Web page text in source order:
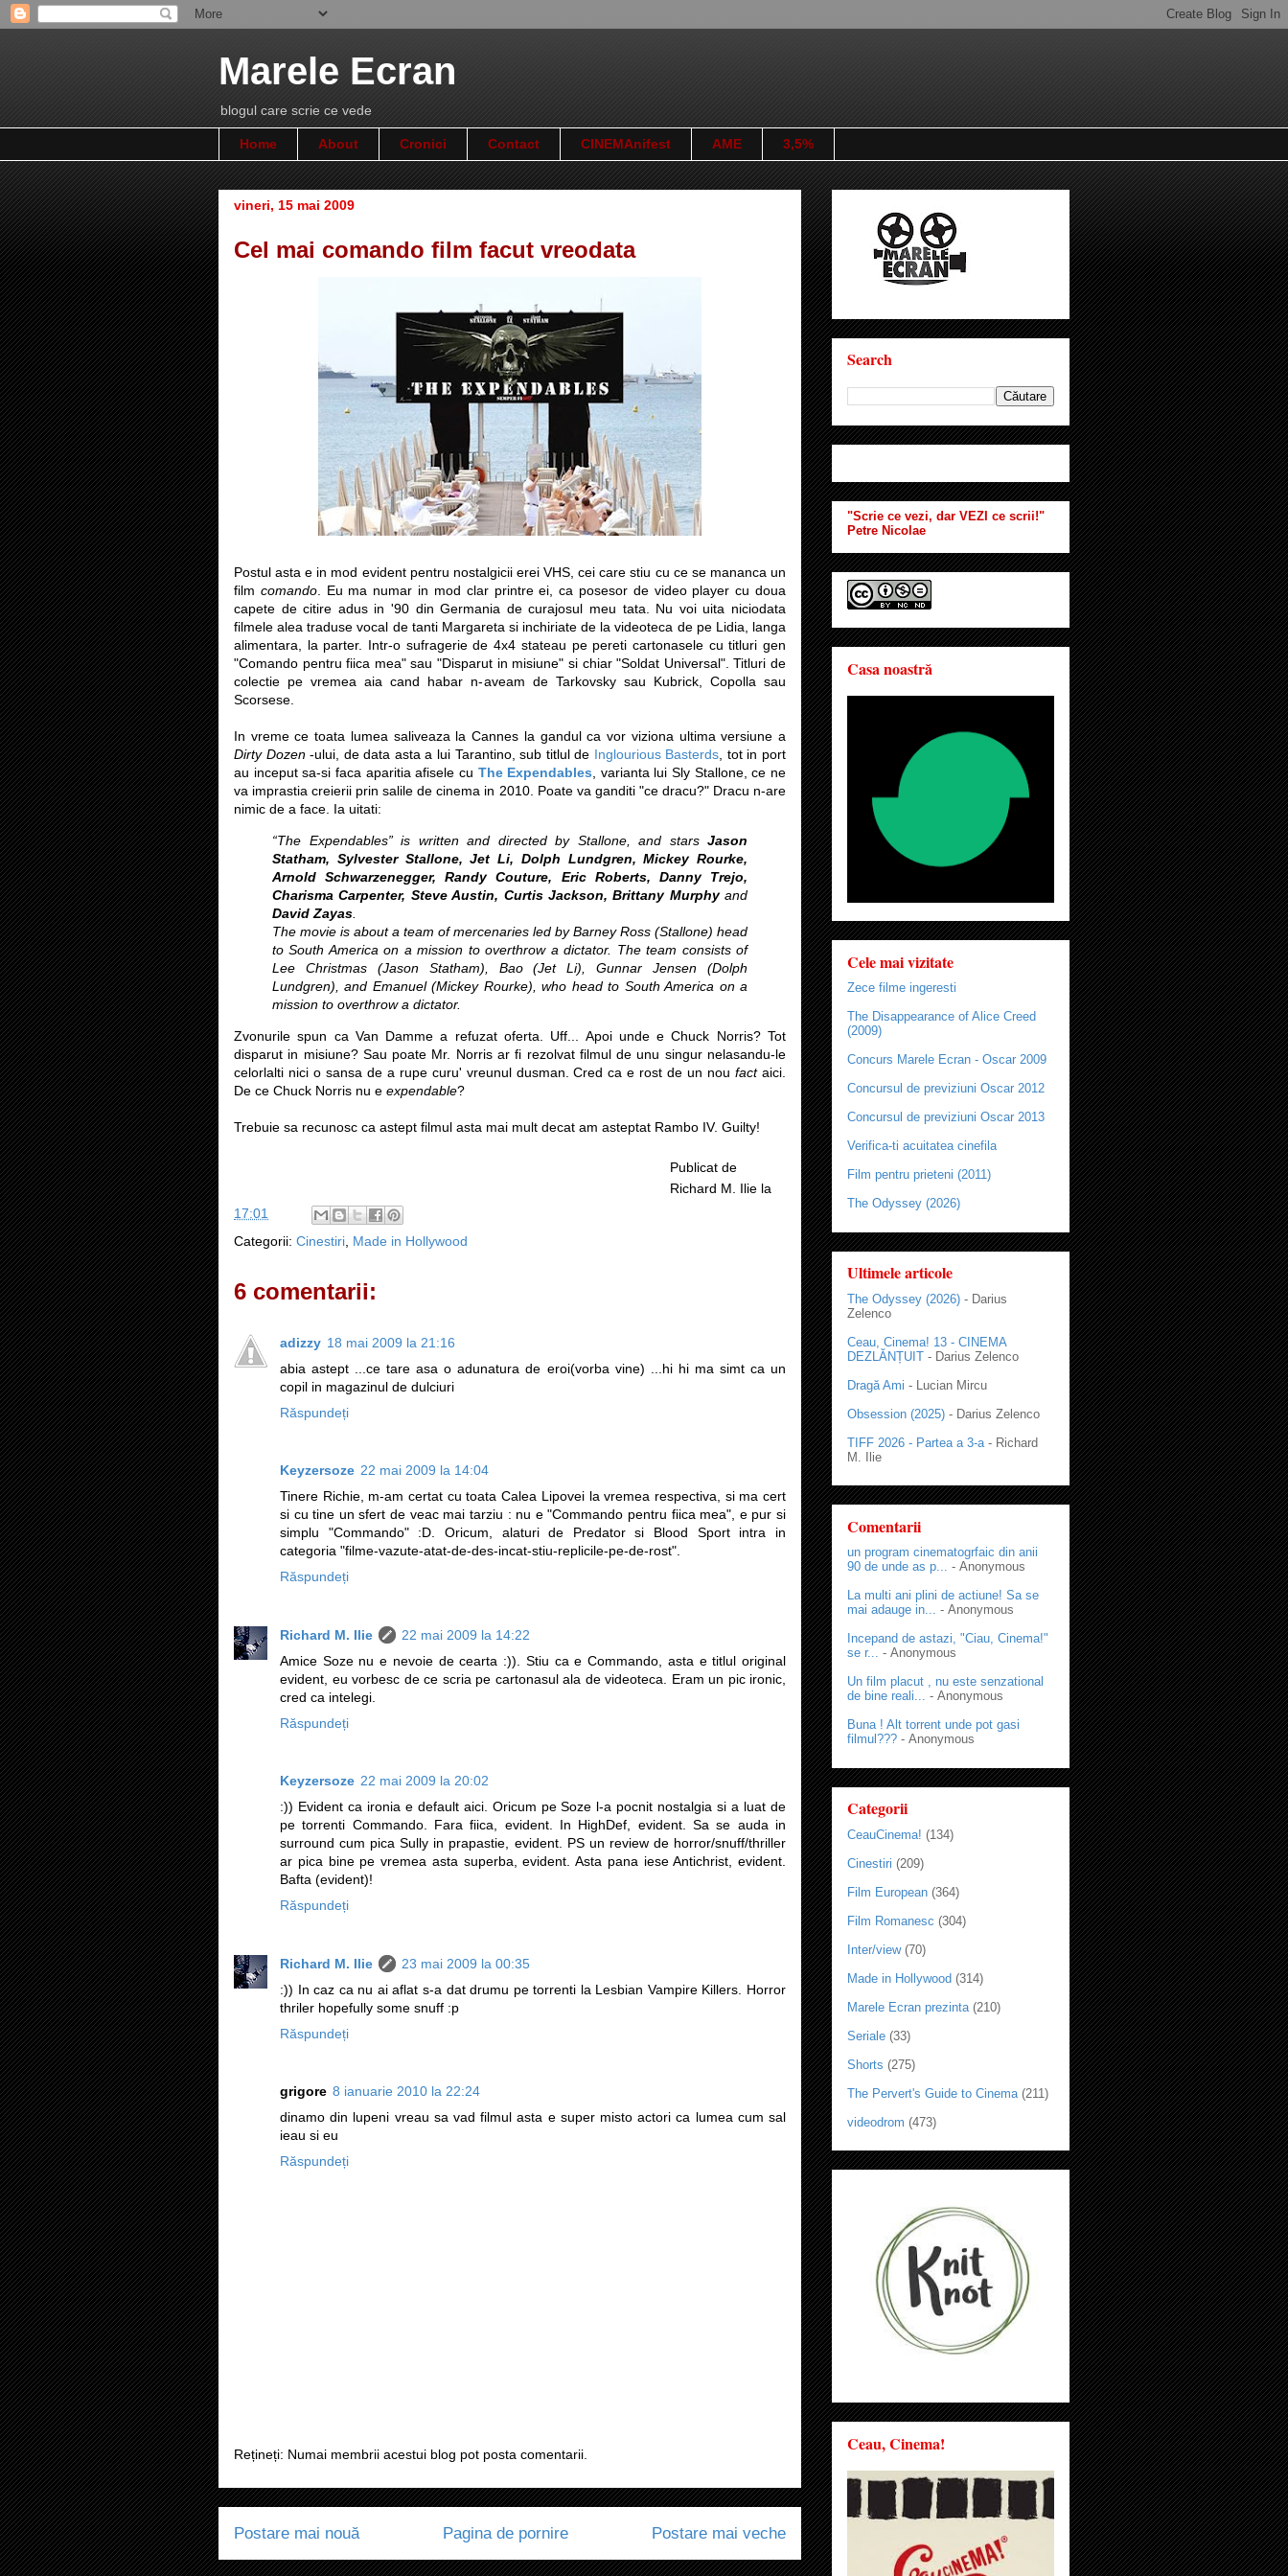
Marele Ecran
blogul care scrie ce vede
Home About Cronici Contact CINEMAnifest AME 3,5%
vineri, 15 mai 2009
Cel mai comando film facut vreodata
Postul asta e in mod evident pentru nostalgicii erei VHS, cei care stiu cu ce se mananca un
film comando. Eu ma numar in mod clar printre ei, ca posesor de video player cu doua
capete de citire adus in '90 din Germania de curajosul meu tata. Nu voi uita niciodata
filmele alea traduse vocal de tanti Margareta si inchiriate de la videoteca de pe Lidia, langa
alimentara, la parter. Intr-o sufragerie de 4x4 stateau pe pereti cartonasele cu titluri gen
"Comando pentru fiica mea" sau "Disparut in misiune" si chiar "Soldat Universal". Titluri de
colectie pe vremea aia cand habar n-aveam de Tarkovsky sau Kubrick, Copolla sau
Scorsese.
In vreme ce toata lumea saliveaza la Cannes la gandul ca vor viziona ultima versiune a
Dirty Dozen-ului, de data asta a lui Tarantino, sub titlul de Inglourious Basterds , tot in port
au inceput sa-si faca aparitia afisele cu The Expendables , varianta lui Sly Stallone, ce ne
va imprastia creierii prin salile de cinema in 2010. Poate va ganditi "ce dracu?" Dracu n-are
nimic de a face. Ia uitati:
“The Expendables” is written and directed by Stallone, and stars Jason
Statham, Sylvester Stallone, Jet Li, Dolph Lundgren, Mickey Rourke,
Arnold Schwarzenegger, Randy Couture, Eric Roberts, Danny Trejo,
Charisma Carpenter, Steve Austin, Curtis Jackson, Brittany Murphyand
David Zayas
The movie is about a team of mercenaries led by Barney Ross (Stallone) head
to South America on a mission to overthrow a dictator. The team consists of
Lee Christmas (Jason Statham), Bao (Jet Li), Gunnar Jensen (Dolph
Lundgren), and Emanuel (Mickey Rourke), who head to South America on a
mission to overthrow a dictator.
Zvonurile spun ca Van Damme a refuzat oferta. Uff... Apoi unde e Chuck Norris? Tot
disparut in misiune? Sau poate Mr. Norris ar fi rezolvat filmul de unu singur nelasandu-le
celorlalti nici o sansa de a rupe curu' vreunul dusman. Cred ca e rost de un nou factaici.
De ce Chuck Norris nu e expendable?
Trebuie sa recunosc ca astept filmul asta mai mult decat am asteptat Rambo IV. Guilty!
Publicat de
Richard M. Ilie la
17:01
Categorii: Cinestiri Made in Hollywood
6 comentarii:
adizzy 18 mai 2009 la 21:16
abia astept ...ce tare asa o adunatura de eroi(vorba vine) ...hi hi ma simt ca un
copil in magazinul de dulciuri
Răspundeți
Keyzersoze 22 mai 2009 la 14:04
Tinere Richie, m-am certat cu toata Calea Lipovei la vremea respectiva, si ma cert
si cu tine un sfert de veac mai tarziu : nu e "Commando pentru fiica mea", e pur si
simplu "Commando" :D. Oricum, alaturi de Predator si Blood Sport intra in
categoria "filme-vazute-atat-de-des-incat-stiu-replicile-pe-de-rost".
Răspundeți
Richard M. Ilie
22 mai 2009 la 14:22
Amice Soze nu e nevoie de cearta :)). Stiu ca e Commando, asta e titlul original
evident, eu vorbesc de ce scria pe cartonasul ala de videoteca. Eram un pic ironic,
cred ca intelegi.
Răspundeți
Keyzersoze 22 mai 2009 la 20:02
:)) Evident ca ironia e default aici. Oricum pe Soze l-a pocnit nostalgia si a luat de
pe torrenti Commando. Fara fiica, evident. In HighDef, evident. Sa se auda in
surround cum pica Sully in prapastie, evident. PS un review de horror/snuff/thriller
ar pica bine pe vremea asta superba, evident. Asta pana iese Antichrist, evident.
Bafta (evident)!
Răspundeți
Richard M. Ilie
23 mai 2009 la 00:35
:)) In caz ca nu ai aflat s-a dat drumu pe torrenti la Lesbian Vampire Killers. Horror
thriler hopefully some snuff :p
Răspundeți
grigore 8 ianuarie 2010 la 22:24
dinamo din lupeni vreau sa vad filmul asta e super misto actori ca lumea cum sal
ieau si eu
Răspundeți
Rețineți: Numai membrii acestui blog pot posta comentarii.
Postare mai nouă Postare mai veche
Pagina de pornire
Search
"Scrie ce vezi, dar VEZI ce scrii!"
Petre Nicolae
Casa noastră
Cele mai vizitate
Zece filme ingeresti
The Disappearance of Alice Creed
(2009)
Concurs Marele Ecran - Oscar 2009
Concursul de previziuni Oscar 2012
Concursul de previziuni Oscar 2013
Verifica-ti acuitatea cinefila
Film pentru prieteni (2011)
The Odyssey (2026)
Ultimele articole
The Odyssey (2026) - Darius
Zelenco
Ceau, Cinema! 13 - CINEMA
DEZLĂNȚUIT - Darius Zelenco
Dragă Ami - Lucian Mircu
Obsession (2025) - Darius Zelenco
TIFF 2026 - Partea a 3-a - Richard
M. Ilie
Comentarii
un program cinematogrfaic din anii
90 de unde as p... - Anonymous
La multi ani plini de actiune! Sa se
mai adauge in... - Anonymous
Incepand de astazi, "Ciau, Cinema!"
se r... - Anonymous
Un film placut , nu este senzational
de bine reali... - Anonymous
Buna ! Alt torrent unde pot gasi
filmul??? - Anonymous
Categorii
CeauCinema! (134)
Cinestiri (209)
Film European (364)
Film Romanesc (304)
Inter/view (70)
Made in Hollywood (314)
Marele Ecran prezinta (210)
Seriale (33)
Shorts (275)
The Pervert's Guide to Cinema (211)
videodrom (473)
Ceau, Cinema!